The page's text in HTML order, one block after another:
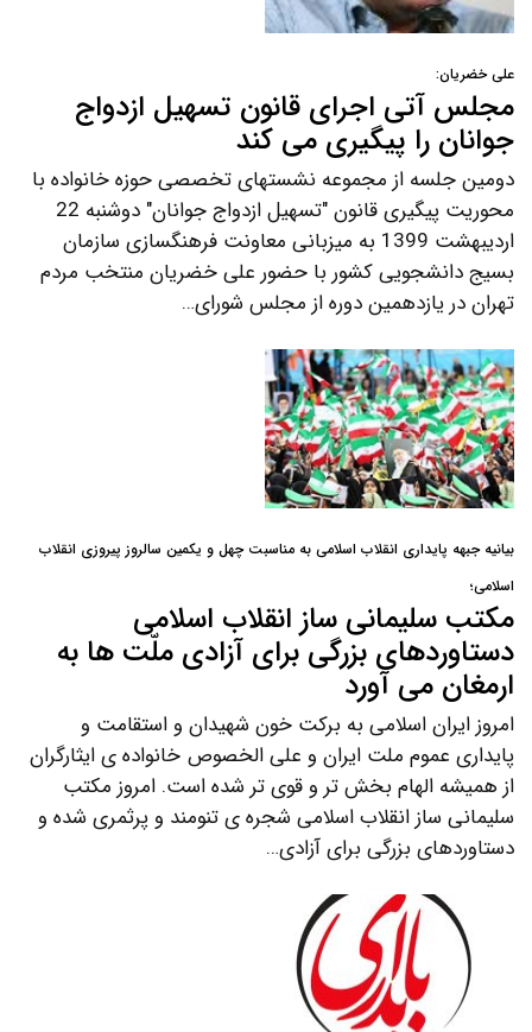
علی خضریان:
مجلس آتی اجرای قانون تسهیل ازدواج
جوانان را پیگیری می کند
دومین جلسه از مجموعه نشستهای تخصصی حوزه خانواده با
محوریت پیگیری قانون "تسهیل ازدواج جوانان" دوشنبه 22
اردیبهشت 1399 به میزبانی معاونت فرهنگسازی سازمان
بسیج دانشجویی کشور با حضور علی خضریان منتخب مردم
تهران در یازدهمین دوره از مجلس شورای…
بیانیه جبهه پایداری انقلاب اسلامی به مناسبت چهل و یکمین سالروز پیروزی انقلاب
اسلامی؛
مکتب سلیمانی ساز انقلاب اسلامی
دستاوردهای بزرگی برای آزادی ملّت ها به
ارمغان می آورد
امروز ایران اسلامی به برکت خون شهیدان و استقامت و
پایداری عموم ملت ایران و علی الخصوص خانواده ی ایثارگران
از همیشه الهام بخش تر و قوی تر شده است. امروز مکتب
سلیمانی ساز انقلاب اسلامی شجره ی تنومند و پرثمری شده و
دستاوردهای بزرگی برای آزادی…